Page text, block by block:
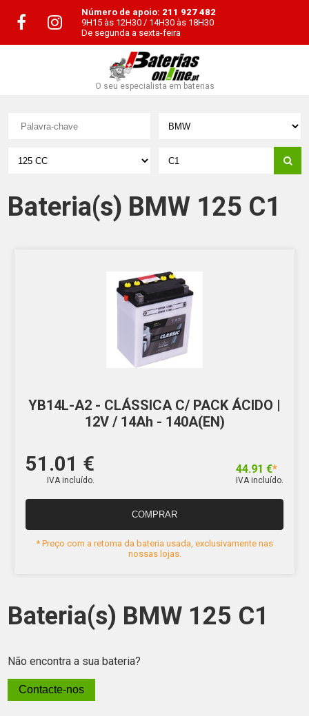
Número de apoio: 211 927 482
9H15 às 12H30 / 14H30 às 18H30
De segunda a sexta-feira
O seu especialista em baterias
Bateria(s) BMW 125 C1
YB14L-A2 - CLÁSSICA C/ PACK ÁCIDO |
12V / 14Ah - 140A(EN)
51.01 €
IVA incluído.
44.91 €*
IVA incluído.
COMPRAR
* Preço com a retoma da bateria usada, exclusivamente nas
nossas lojas.
Bateria(s) BMW 125 C1
Não encontra a sua bateria?
Contacte-nos